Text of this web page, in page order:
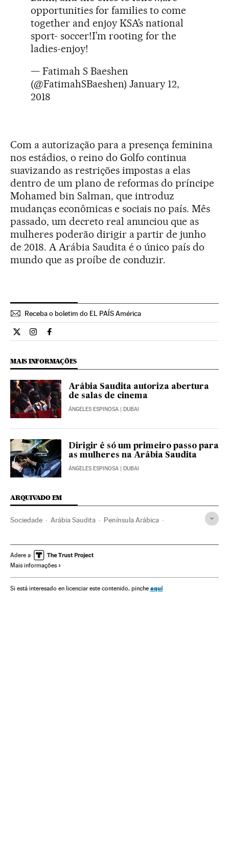
opportunities for families to come
together and enjoy KSA’s national
sport- soccer!I’m rooting for the
ladies-enjoy!
— Fatimah S Baeshen
(@FatimahSBaeshen) January 12,
2018
Com a autorização para a presença feminina
nos estádios, o reino do Golfo continua
suavizando as restrições impostas a elas
dentro de um plano de reformas do príncipe
Mohamed bin Salman, que introduz
mudanças econômicas e sociais no país. Mês
passado, um decreto real anunciou que as
mulheres poderão dirigir a partir de junho
de 2018. A Arábia Saudita é o único país do
mundo que as proíbe de conduzir.
Receba o boletim do EL PAÍS América
Internacional El País Brasil en Twitter
Internacional El País Brasil en Instagram
Internacional El País Brasil en Facebook
MAIS INFORMAÇÕES
Arábia Saudita autoriza abertura
de salas de cinema
ÁNGELES ESPINOSA | DUBAI
Dirigir é só um primeiro passo para
as mulheres na Arábia Saudita
ÁNGELES ESPINOSA | DUBAI
ARQUIVADO EM
Sociedade Arábia Saudita Península Arábica
Relações gênero Mulheres
Adere a
Mais informações
Si está interesado en licenciar este contenido, pinche aquí